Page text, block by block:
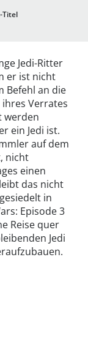
Titel
Jedi-Ritter
er ist nicht
Befehl an die
ihres Verrates
werden
ein Jedi ist.
auf dem
nicht
einen
das nicht
in
Episode 3
Reise quer
Jedi